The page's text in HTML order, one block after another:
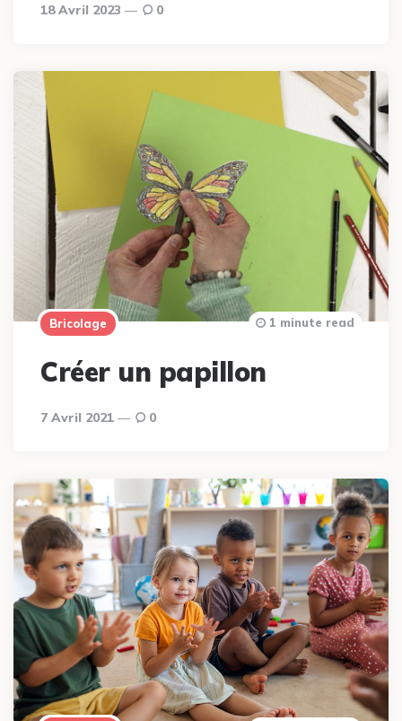
18 Avril 2023 0
Bricolage
Créer un papillon
7 Avril 2021
1 minute read
0